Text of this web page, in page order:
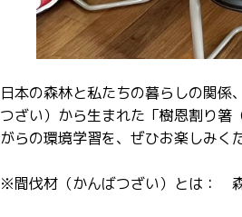
日本の森林と私たちの暮らしの関
つざい）から生まれた「樹恩割り箸
がらの環境学習を、ぜひお楽しみく
※間伐材（かんばつざい）とは：